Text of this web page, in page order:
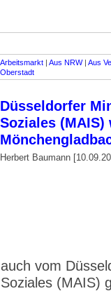
Arbeitsmarkt | Aus NRW| Aus
Oberstadt
Düsseldorfer
Soziales
Herbert Baumann
auch vom
Soziales (MAIS)